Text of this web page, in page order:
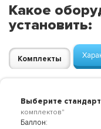
Какое
установить:
Комплекты
Выберите
комплектов"
Баллон: